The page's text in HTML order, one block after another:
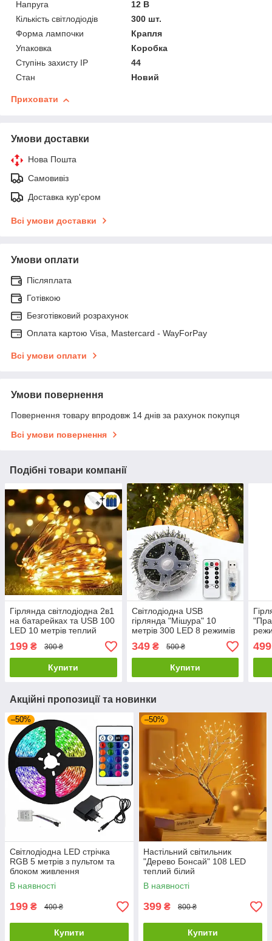
Напруга
12 В
Кількість світлодіодів
300 шт.
Форма лампочки
Крапля
Упаковка
Коробка
Ступінь захисту IP
44
Стан
Новий
Приховати
Умови доставки
Нова Пошта
Самовивіз
Доставка кур'єром
Всі умови доставки
Умови оплати
Післяплата
Готівкою
Безготівковий розрахунок
Оплата картою Visa, Mastercard - WayForPay
Всі умови оплати
Умови повернення
Повернення товару впродовж 14 днів за рахунок покупця
Всі умови повернення
Подібні товари компанії
Гірлянда світлодіодна 2в1
на батарейках та USB 100
LED 10 метрів теплий
199 ₴ 300 ₴
Купити
Світлодіодна USB
гірлянда "Мішура" 10
метрів 300 LED 8 режимів
349₴ 500 ₴
Купити
499
Акційні пропозиції та новинки
–50%
Світлодіодна LED стрічка
RGB 5 метрів з пультом та
блоком живлення
В наявності
199 ₴ 400 ₴
Купити
–50%
Настільний світильник
"Дерево Бонсай" 108 LED
теплий білий
В наявності
399 ₴ 800 ₴
Купити